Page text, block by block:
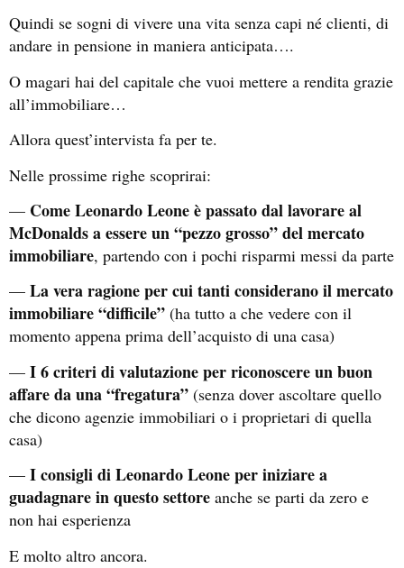
Quindi se sogni di vivere una vita senza capi né clienti, di
andare in pensione in maniera anticipata….
O magari hai del capitale che vuoi mettere a rendita grazie
all’immobiliare…
Allora quest’intervista fa per te.
Nelle prossime righe scoprirai:
— Come Leonardo Leone è passato dal lavorare al
McDonalds a essere un “pezzo grosso” del mercato
immobiliare, partendo con i pochi risparmi messi da parte
— La vera ragione per cui tanti considerano il mercato
immobiliare “difficile” (ha tutto a che vedere con il
momento appena prima dell’acquisto di una casa)
— I 6 criteri di valutazione per riconoscere un buon
affare da una “fregatura” (senza dover ascoltare quello
che dicono agenzie immobiliari o i proprietari di quella
casa)
— I consigli di Leonardo Leone per iniziare a
guadagnare in questo settore anche se parti da zero e
non hai esperienza
E molto altro ancora.